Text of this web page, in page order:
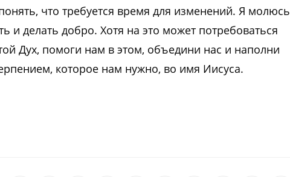
что требуется время для изменений. Я молюсь
и делать добро. Хотя на это может потребоваться
Дух, помоги нам в этом, объедини нас и наполни
которое нам нужно, во имя Иисуса.